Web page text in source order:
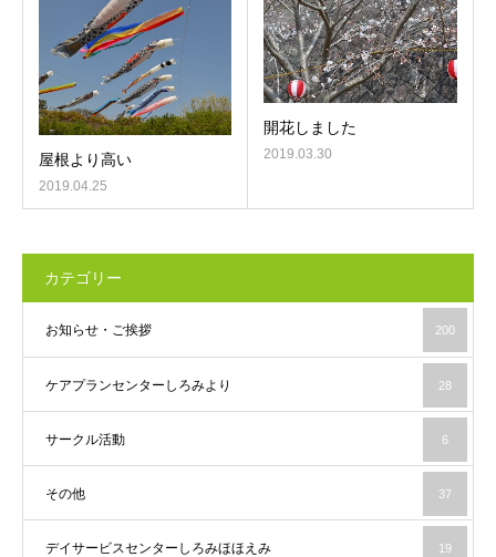
屋根より高い
2019.04.25
開花しました
2019.03.30
カテゴリー
お知らせ・ご挨拶 200
ケアプランセンターしろみより 28
サークル活動 6
その他 37
デイサービスセンターしろみほほえみ 19